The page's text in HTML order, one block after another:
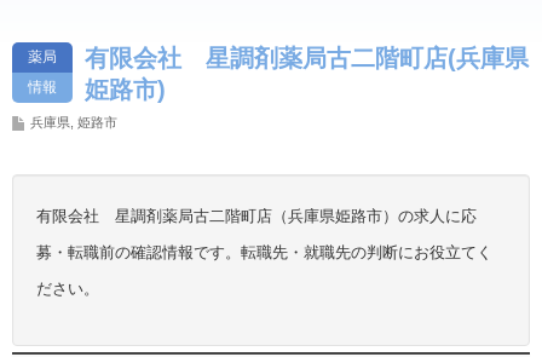
薬局
情報
有限会社 星調剤薬局古二階町店(兵庫県
姫路市)
兵庫県 姫路市
有限会社 星調剤薬局古二階町店（兵庫県姫路市）の求人に応
募・転職前の確認情報です。転職先・就職先の判断にお役立てく
ださい。